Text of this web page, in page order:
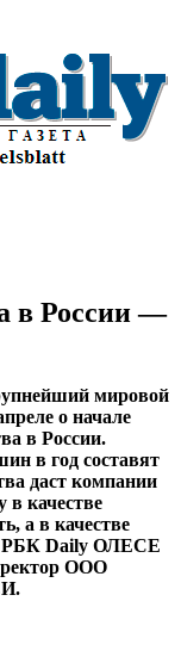
в России —
мировой
о начале
в России.
в год составят
даст компании
в качестве
а в качестве
РБК Daily ОЛЕСЕ
ООО